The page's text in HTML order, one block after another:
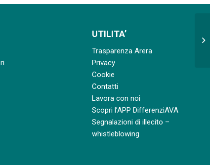
UTILITA’
Trasparenza Arera
Privacy
Cookie
Contatti
Lavora con noi
Scopri l’APP DifferenziAVA
Segnalazioni di illecito –
whistleblowing